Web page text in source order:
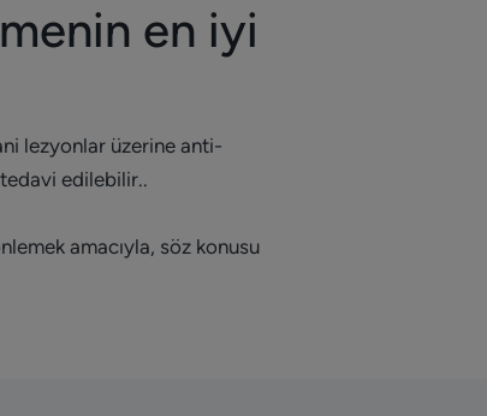
en iyi
lezyonlar üzerine anti-
tedavi edilebilir..
amacıyla, söz konusu